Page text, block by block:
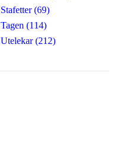
Stafetter (69)
Tagen (114)
Utelekar (212)